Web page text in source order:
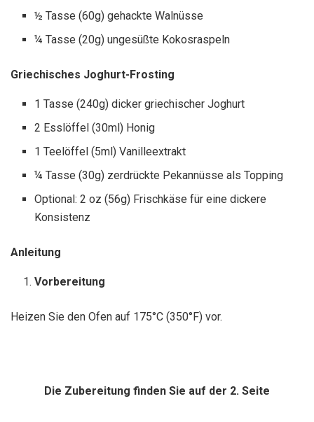
½ Tasse (60g) gehackte Walnüsse
¼ Tasse (20g) ungesüßte Kokosraspeln
Griechisches Joghurt-Frosting
1 Tasse (240g) dicker griechischer Joghurt
2 Esslöffel (30ml) Honig
1 Teelöffel (5ml) Vanilleextrakt
¼ Tasse (30g) zerdrückte Pekannüsse als Topping
Optional: 2 oz (56g) Frischkäse für eine dickere
Konsistenz
Anleitung
Vorbereitung
Heizen Sie den Ofen auf 175°C (350°F) vor.
Die Zubereitung finden Sie auf der 2. Seite